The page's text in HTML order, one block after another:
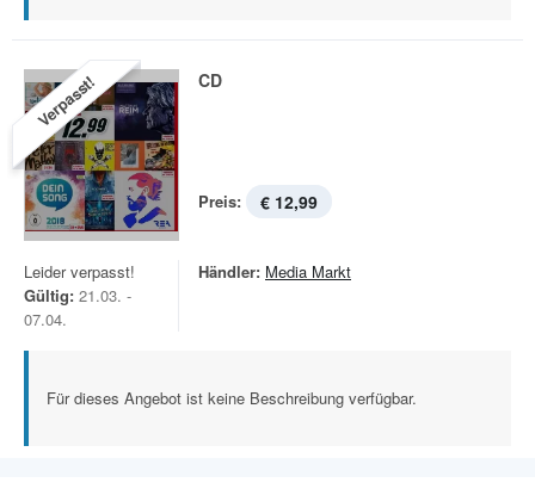
Verpasst! CD
Preis: € 12,99
Leider verpasst!
Gültig: 21.03. -
07.04.
Händler: Media Markt
Für dieses Angebot ist keine Beschreibung verfügbar.